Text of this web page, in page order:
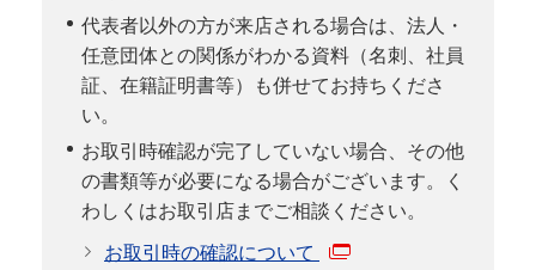
代表者以外の方が来店される場合は、法人・
任意団体との関係がわかる資料（名刺、社員
証、在籍証明書等）も併せてお持ちくださ
い。
お取引時確認が完了していない場合、その他
の書類等が必要になる場合がございます。く
わしくはお取引店までご相談ください。
お取引時の確認について